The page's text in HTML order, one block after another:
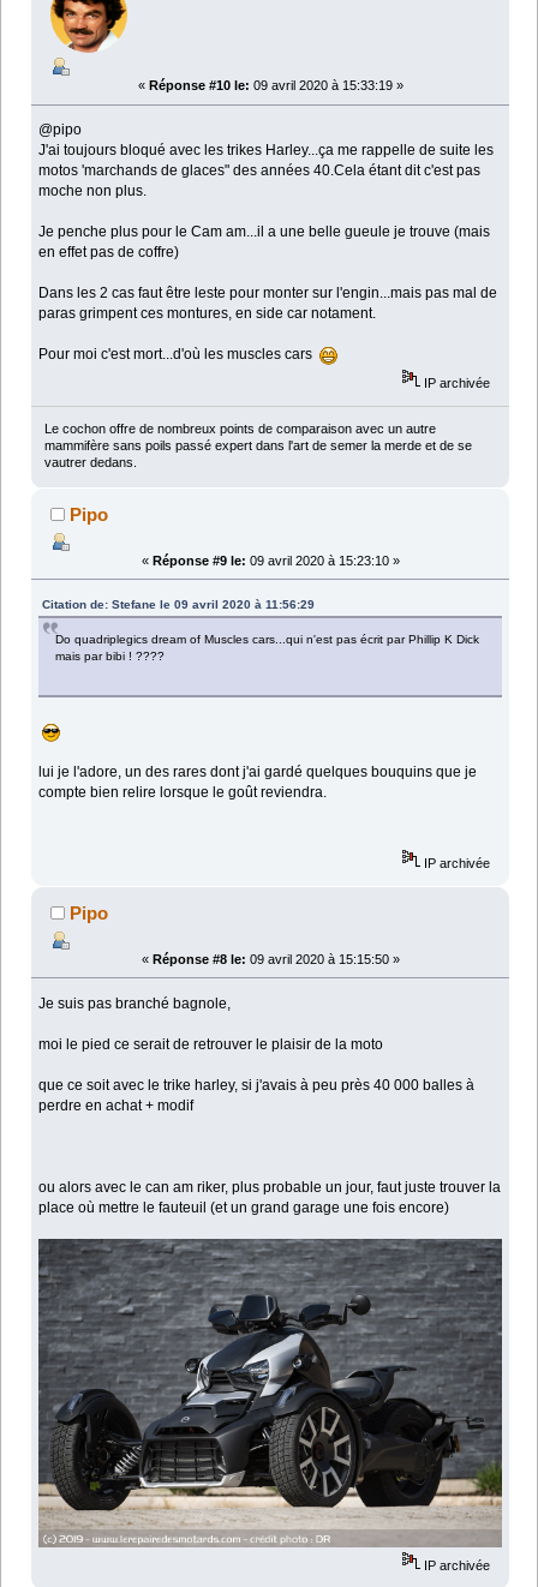
« Réponse #10 le: 09 avril 2020 à 15:33:19 »
@pipo
J'ai toujours bloqué avec les trikes Harley...ça me rappelle de suite les
motos 'marchands de glaces" des années 40.Cela étant dit c'est pas
moche non plus.
Je penche plus pour le Cam am...il a une belle gueule je trouve (mais
en effet pas de coffre)
Dans les 2 cas faut être leste pour monter sur l'engin...mais pas mal de
paras grimpent ces montures, en side car notament.
Pour moi c'est mort...d'où les muscles cars
IP archivée
Le cochon offre de nombreux points de comparaison avec un autre
mammifère sans poils passé expert dans l'art de semer la merde et de se
vautrer dedans.
Pipo
« Réponse #9 le: 09 avril 2020 à 15:23:10 »
Citation de: Stefane le 09 avril 2020 à 11:56:29
Do quadriplegics dream of Muscles cars...qui n'est pas écrit par Phillip K Dick
mais par bibi ! ????
lui je l'adore, un des rares dont j'ai gardé quelques bouquins que je
compte bien relire lorsque le goût reviendra.
IP archivée
Pipo
« Réponse #8 le: 09 avril 2020 à 15:15:50 »
Je suis pas branché bagnole,
moi le pied ce serait de retrouver le plaisir de la moto
que ce soit avec le trike harley, si j'avais à peu près 40 000 balles à
perdre en achat + modif
ou alors avec le can am riker, plus probable un jour, faut juste trouver la
place où mettre le fauteuil (et un grand garage une fois encore)
IP archivée